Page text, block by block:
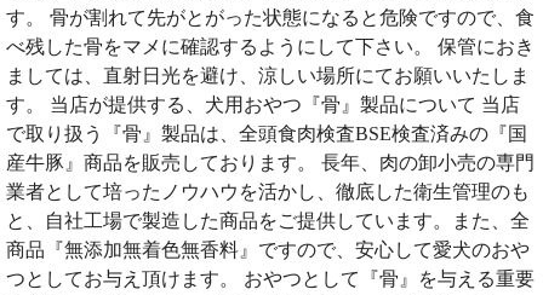
す。 骨が割れて先がとがった状態になると危険ですので、食
べ残した骨をマメに確認するようにして下さい。 保管におき
ましては、直射日光を避け、涼しい場所にてお願いいたしま
す。 当店が提供する、犬用おやつ『骨』製品について 当店
で取り扱う『骨』製品は、全頭食肉検査BSE検査済みの『国
産牛豚』商品を販売しております。 長年、肉の卸小売の専門
業者として培ったノウハウを活かし、徹底した衛生管理のも
と、自社工場で製造した商品をご提供しています。また、全
商品『無添加無着色無香料』ですので、安心して愛犬のおや
つとしてお与え頂けます。 おやつとして『骨』を与える重要